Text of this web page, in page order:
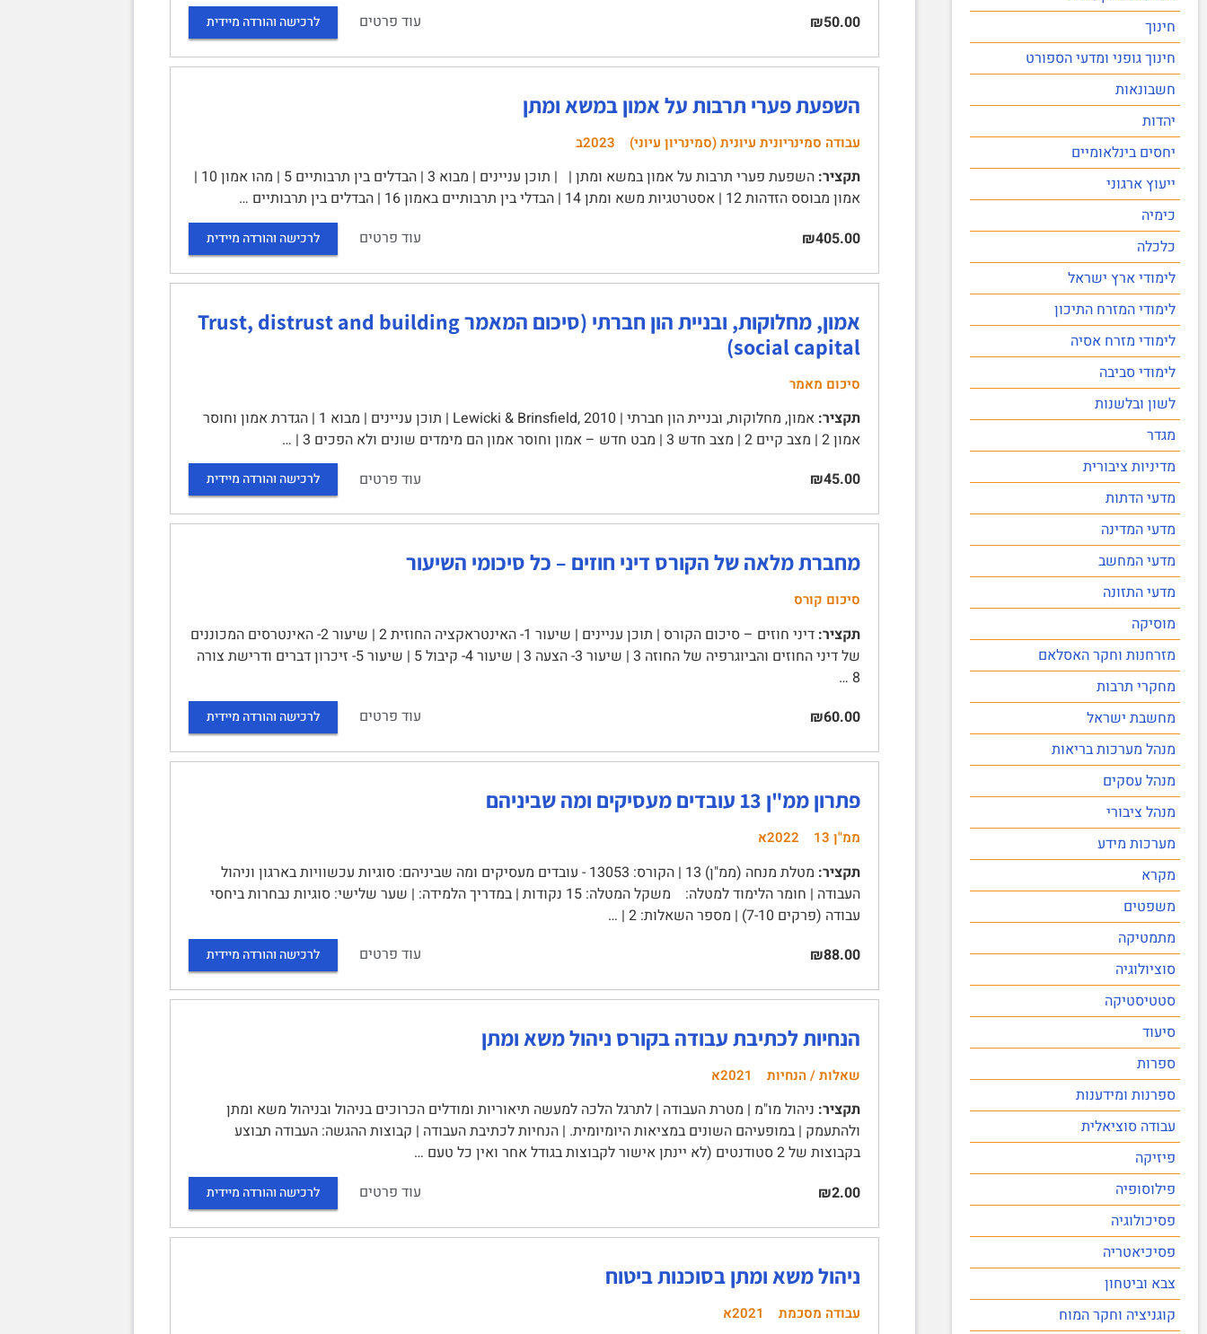
חינוך
חינוך גופני ומדעי הספורט
חשבונאות
יהדות
יחסים בינלאומיים
ייעוץ ארגוני
כימיה
כלכלה
לימודי ארץ ישראל
לימודי המזרח התיכון
לימודי מזרח אסיה
לימודי סביבה
לשון ובלשנות
מגדר
מדיניות ציבורית
מדעי הדתות
מדעי המדינה
מדעי המחשב
מדעי התזונה
מוסיקה
מזרחנות וחקר האסלאם
מחקרי תרבות
מחשבת ישראל
מנהל מערכות בריאות
מנהל עסקים
מנהל ציבורי
מערכות מידע
מקרא
משפטים
מתמטיקה
סוציולוגיה
סטטיסטיקה
סיעוד
ספרות
ספרנות ומידענות
עבודה סוציאלית
פיזיקה
פילוסופיה
פסיכולוגיה
פסיכיאטריה
צבא וביטחון
קוגניציה וחקר המוח
₪50.00
עוד פרטים לרכישה והורדה מיידית
השפעת פערי תרבות על אמון במשא ומתן
עבודה סמינריונית עיונית (סמינריון עיוני) 2023ב
תקציר:
השפעת פערי תרבות על אמון במשא ומתן | | תוכן עניינים | מבוא 3 | הבדלים בין תרבותיים 5 | מהו אמון 10 |
אמון מבוסס הזדהות 12 | אסטרטגיות משא ומתן 14 | הבדלי בין תרבותיים באמון 16 | הבדלים בין תרבותיים …
₪405.00
עוד פרטים לרכישה והורדה מיידית
אמון, מחלוקות, ובניית הון חברתי (סיכום המאמר Trust, distrust and building
social capital)
סיכום מאמר
תקציר:
אמון, מחלוקות, ובניית הון חברתי | Lewicki & Brinsfield, 2010 | תוכן עניינים | מבוא 1 | הגדרת אמון וחוסר
אמון 2 | מצב קיים 2 | מצב חדש 3 | מבט חדש – אמון וחוסר אמון הם מימדים שונים ולא הפכים 3 | …
₪45.00
עוד פרטים לרכישה והורדה מיידית
מחברת מלאה של הקורס דיני חוזים – כל סיכומי השיעור
סיכום קורס
תקציר:
דיני חוזים – סיכום הקורס | תוכן עניינים | שיעור 1- האינטראקציה החוזית 2 | שיעור 2- האינטרסים המכוננים
של דיני החוזים והביוגרפיה של החוזה 3 | שיעור 3- הצעה 3 | שיעור 4- קיבול 5 | שיעור 5- זיכרון דברים ודרישת צורה
8 …
₪60.00
עוד פרטים לרכישה והורדה מיידית
פתרון ממ"ן 13 עובדים מעסיקים ומה שביניהם
ממ"ן 13 2022א
תקציר:
מטלת מנחה (ממ"ן) 13 | הקורס: 13053 - עובדים מעסיקים ומה שביניהם: סוגיות עכשוויות בארגון וניהול
העבודה | חומר הלימוד למטלה: משקל המטלה: 15 נקודות | במדריך הלמידה: | שער שלישי: סוגיות נבחרות ביחסי
עבודה (פרקים 7-10) | מספר השאלות: 2 | …
₪88.00
עוד פרטים לרכישה והורדה מיידית
הנחיות לכתיבת עבודה בקורס ניהול משא ומתן
שאלות / הנחיות 2021א
תקציר: ניהול מו"מ | מטרת העבודה | לתרגל הלכה למעשה תיאוריות ומודלים הכרוכים בניהול ובניהול משא ומתן
ולהתעמק | במופעיהם השונים במציאות היומיומית. | הנחיות לכתיבת העבודה | קבוצות ההגשה: העבודה תבוצע
בקבוצות של 2 סטודנטים (לא יינתן אישור לקבוצות בגודל אחר ואין כל טעם …
₪2.00
עוד פרטים לרכישה והורדה מיידית
ניהול משא ומתן בסוכנות ביטוח
עבודה מסכמת 2021א